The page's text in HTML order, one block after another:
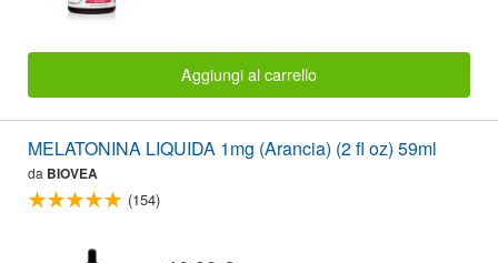
Aggiungi al carrello
MELATONINA LIQUIDA 1mg (Arancia) (2 fl oz) 59ml
da BIOVEA
(154)